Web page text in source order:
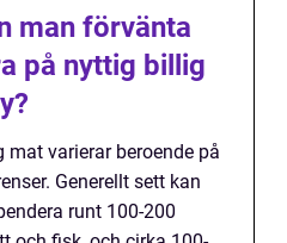
man förvänta
på nyttig billig
varierar beroende på
Generellt sett kan
runt 100-200